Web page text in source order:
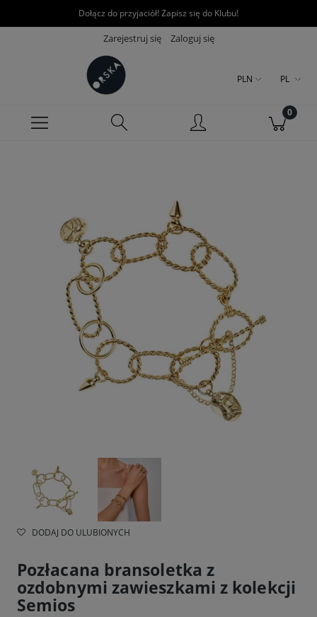
Dołącz do przyjaciół! Zapisz się do Klubu!
Zarejestruj się Zaloguj się
PLN PL
DODAJ DO ULUBIONYCH
Pozłacana bransoletka z
ozdobnymi zawieszkami z kolekcji
Semios